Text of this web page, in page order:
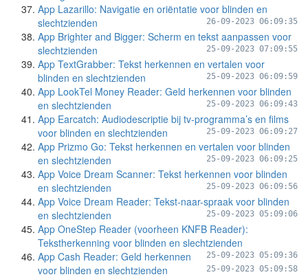
App Lazarillo: Navigatie en oriëntatie voor blinden en
slechtzienden
26-09-2023 06:09:35
App Brighter and Bigger: Scherm en tekst aanpassen voor
slechtzienden
25-09-2023 07:09:55
App TextGrabber: Tekst herkennen en vertalen voor
blinden en slechtzienden
25-09-2023 06:09:59
App LookTel Money Reader: Geld herkennen voor blinden
en slechtzienden
25-09-2023 06:09:43
App Earcatch: Audiodescriptie bij tv-programma’s en films
voor blinden en slechtzienden
25-09-2023 06:09:27
App Prizmo Go: Tekst herkennen en vertalen voor blinden
en slechtzienden
25-09-2023 06:09:25
App Voice Dream Scanner: Tekst herkennen voor blinden
en slechtzienden
25-09-2023 06:09:56
App Voice Dream Reader: Tekst-naar-spraak voor blinden
en slechtzienden
25-09-2023 05:09:06
App OneStep Reader (voorheen KNFB Reader):
Tekstherkenning voor blinden en slechtzienden
25-09-2023 05:09:36
App Cash Reader: Geld herkennen
voor blinden en slechtzienden
25-09-2023 05:09:58